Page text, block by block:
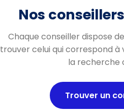
Nos
Chaque conseiller dispose
trouver celui qui correspond
la recherche
Trouver un